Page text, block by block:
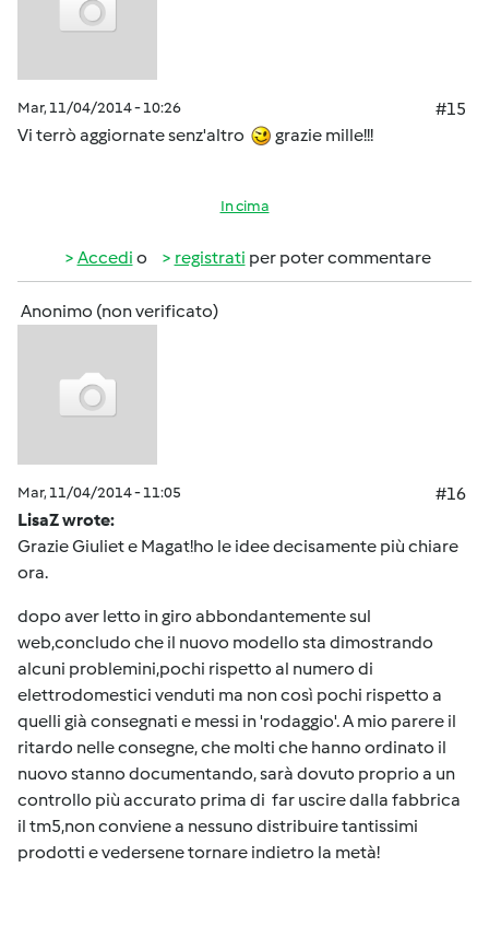
Mar, 11/04/2014 - 10:26
#15
Vi terrò aggiornate senz'altro
grazie mille!!!
In cima
Accedi o registrati per poter commentare
Anonimo (non verificato)
Mar, 11/04/2014 - 11:05
#16
LisaZ wrote:
Grazie Giuliet e Magat!ho le idee decisamente più chiare
ora.
dopo aver letto in giro abbondantemente sul
web,concludo che il nuovo modello sta dimostrando
alcuni problemini,pochi rispetto al numero di
elettrodomestici venduti ma non così pochi rispetto a
quelli già consegnati e messi in 'rodaggio'. A mio parere il
ritardo nelle consegne, che molti che hanno ordinato il
nuovo stanno documentando, sarà dovuto proprio a un
controllo più accurato prima di far uscire dalla fabbrica
il tm5,non conviene a nessuno distribuire tantissimi
prodotti e vedersene tornare indietro la metà!